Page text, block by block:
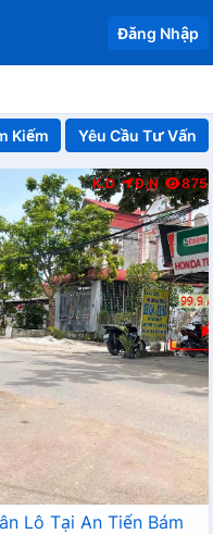
Đăng Nhập
Yêu Cầu Tư Vấn
K.D Đ.N 875
Lô Tại An Tiến Bám